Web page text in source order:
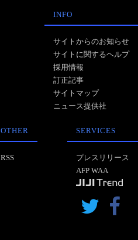
INFO
サイトからのお知らせ
サイトに関するヘルプ
採用情報
訂正記事
サイトマップ
ニュース提供社
OTHER
RSS
SERVICES
プレスリリース
AFP WAA